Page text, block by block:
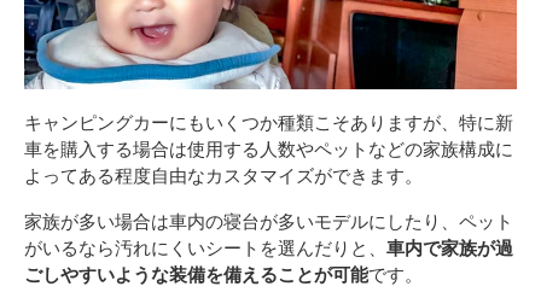
キャンピングカーにもいくつか種類こそありますが、特に新
車を購入する場合は使用する人数やペットなどの家族構成に
よってある程度自由なカスタマイズができます。
家族が多い場合は車内の寝台が多いモデルにしたり、ペット
がいるなら汚れにくいシートを選んだりと、 車内で家族が過
ごしやすいような装備を備えることが可能です。